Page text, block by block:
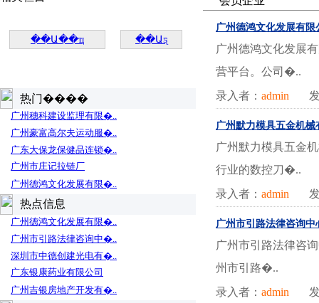
��Ա��ҵ ��Աƽ̨
热门����
广州穗科建设监理有限�..
广州豪富高尔夫运动服�..
广东大保龙保健品连锁�..
广州市庄记拉链厂
广州德鸿文化发展有限�..
热点信息
广州德鸿文化发展有限�..
广州市引路法律咨询中�..
深圳市中德创建光电有�..
广东银康药业有限公司
广州吉银房地产开发有�..
广州德鸿文化发展有
广州德鸿文化发展
营平台。公司�..
录入者： admin 发
广州默力模具五金机械
广州默力模具五金
行业的数控刀�..
录入者： admin 发
广州市引路法律咨询中
广州市引路法律咨
州市引路�..
录入者： admin 发